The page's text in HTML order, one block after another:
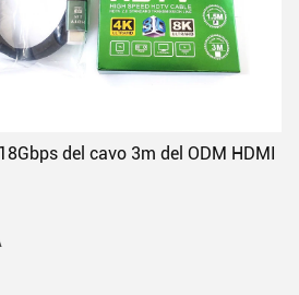
del cavo 3m del ODM HDMI